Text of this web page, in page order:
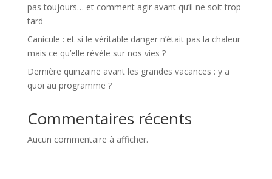
pas toujours… et comment agir avant qu’il ne soit trop
tard
Canicule : et si le véritable danger n’était pas la chaleur
mais ce qu’elle révèle sur nos vies ?
Dernière quinzaine avant les grandes vacances : y a
quoi au programme ?
Commentaires récents
Aucun commentaire à afficher.